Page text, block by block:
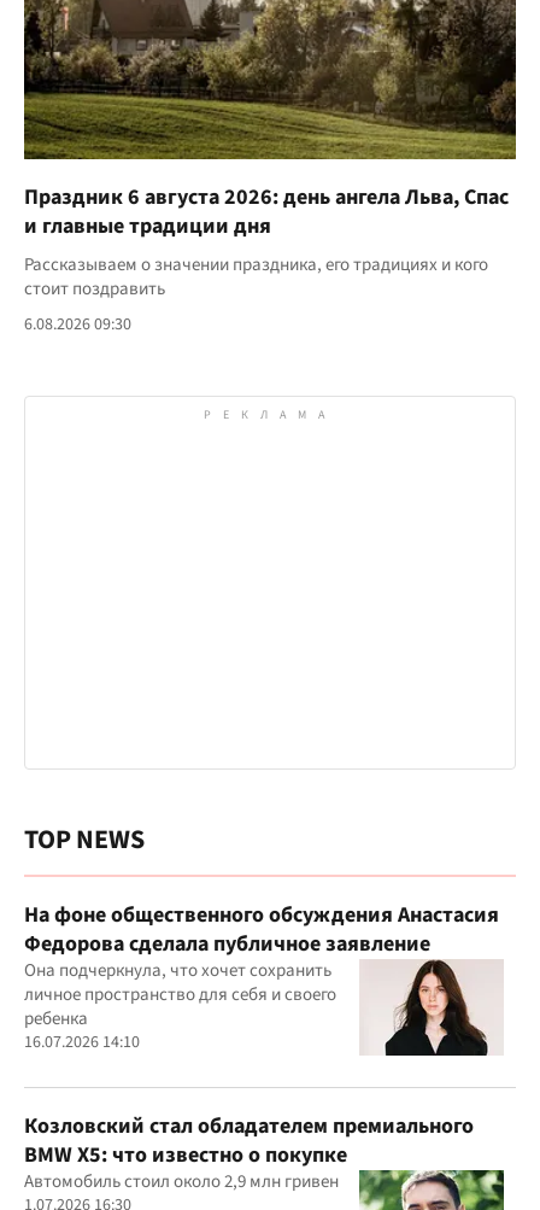
Праздник 6 августа 2026: день ангела Льва, Спас
и главные традиции дня
Рассказываем о значении праздника, его традициях и кого
стоит поздравить
6.08.2026 09:30
TOP NEWS
На фоне общественного обсуждения Анастасия
Федорова сделала публичное заявление
Она подчеркнула, что хочет сохранить
личное пространство для себя и своего
ребенка
16.07.2026 14:10
Козловский стал обладателем премиального
BMW X5: что известно о покупке
Автомобиль стоил около 2,9 млн гривен